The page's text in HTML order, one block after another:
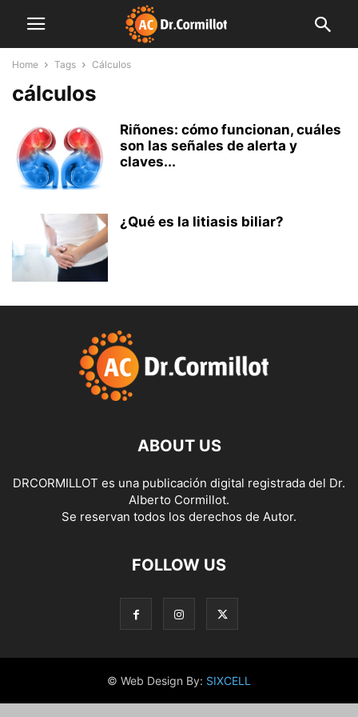
Home Tags Cálculos
cálculos
Riñones: cómo funcionan, cuáles
son las señales de alerta y
claves...
¿Qué es la litiasis biliar?
ABOUT US
DRCORMILLOT es una publicación digital registrada del Dr.
Alberto Cormillot.
Se reservan todos los derechos de Autor.
FOLLOW US
© Web Design By: SIXCELL